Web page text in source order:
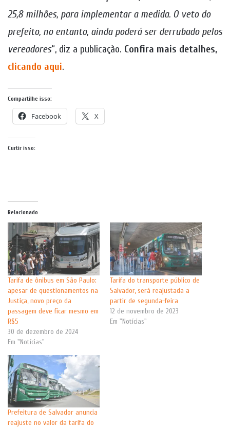
25,8 milhões, para implementar a medida. O veto do
prefeito, no entanto, ainda poderá ser derrubado pelos
vereadores“, diz a publicação. Confira mais detalhes,
clicando aqui.
Compartilhe isso:
Facebook X
Curtir isso:
Relacionado
Tarifa de ônibus em São Paulo:
apesar de questionamentos na
Justiça, novo preço da
passagem deve ficar mesmo em
R$5
30 de dezembro de 2024
Em "Notícias"
Tarifa do transporte público de
Salvador, será reajustada a
partir de segunda-feira
12 de novembro de 2023
Em "Notícias"
Prefeitura de Salvador anuncia
reajuste no valor da tarifa do